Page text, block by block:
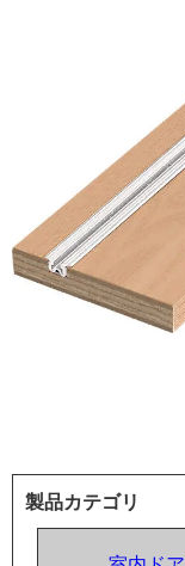
製品カテゴリ